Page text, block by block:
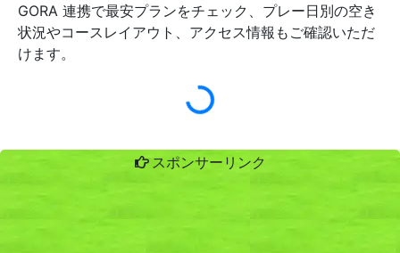
GORA 連携で最安プランをチェック、プレー日別の空き
状況やコースレイアウト、アクセス情報もご確認いただ
けます。
スポンサーリンク